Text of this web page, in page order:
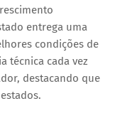
entrega uma
condições de
técnica cada vez
destacando que